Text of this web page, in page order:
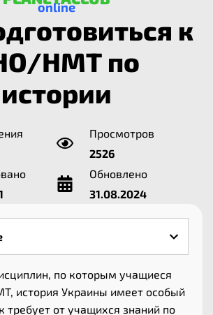
online
к
НМТ по
истории
Просмотров
2526
Обновлено
31.08.2024
по которым учащиеся
история Украины имеет особый
требует от учащихся знаний по